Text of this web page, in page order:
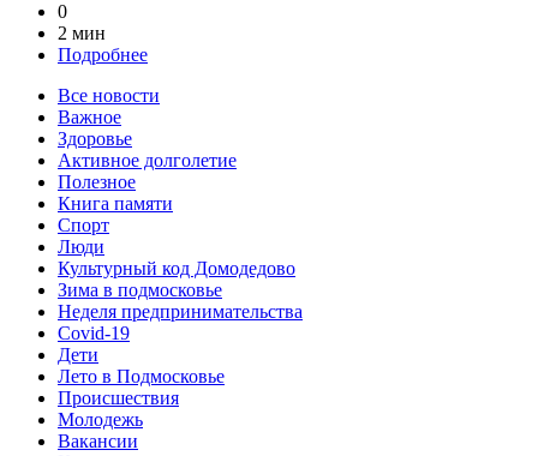
0
2 мин
Подробнее
Все новости
Важное
Здоровье
Активное долголетие
Полезное
Книга памяти
Спорт
Люди
Культурный код Домодедово
Зима в подмосковье
Неделя предпринимательства
Covid-19
Дети
Лето в Подмосковье
Происшествия
Молодежь
Вакансии